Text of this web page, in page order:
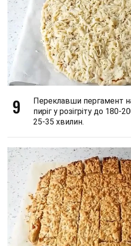
9
Переклавши пергамент
пиріг у розігріту до 180-
25-35 хвилин.